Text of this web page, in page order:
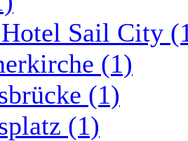
Sail City
(1)
(1)
(1)